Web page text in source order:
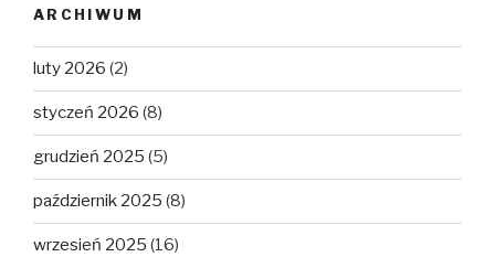
ARCHIWUM
luty 2026 (2)
styczeń 2026 (8)
grudzień 2025 (5)
październik 2025 (8)
wrzesień 2025 (16)